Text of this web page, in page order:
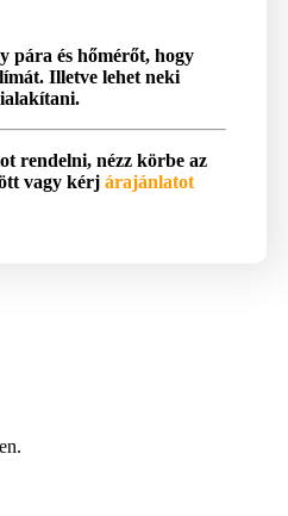
pára és hőmérőt, hogy
Illetve lehet neki
rendelni, nézz körbe az
vagy kérj árajánlatot